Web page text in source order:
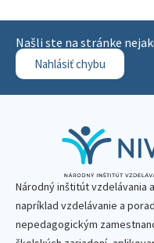
Našli ste na stránke
Nahlásiť chybu
Národný inštitút vzdelávania
napríklad vzdelávanie a
nepedagogickým